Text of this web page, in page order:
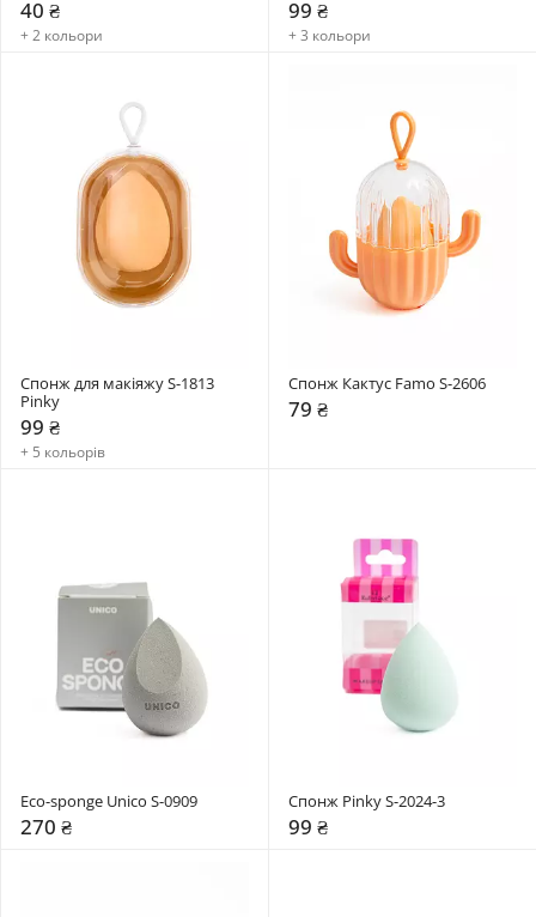
40 ₴
+ 2 кольори
99 ₴
+ 3 кольори
Спонж для макіяжу S-1813
Pinky
99 ₴
+ 5 кольорів
Спонж Кактус Famo S-2606
79 ₴
Eco-sponge Unico S-0909
270 ₴
Спонж Pinky S-2024-3
99 ₴